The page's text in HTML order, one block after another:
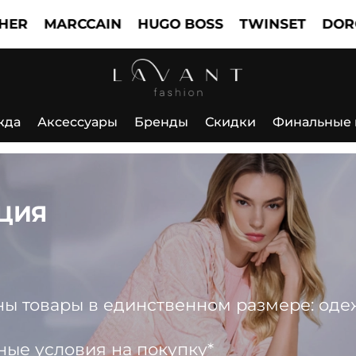
HUGO BOSS TWINSET DOROTHEE
Аксессуары Бренды Скидки Финальные
товары в единственном размере:
условия на покупку*